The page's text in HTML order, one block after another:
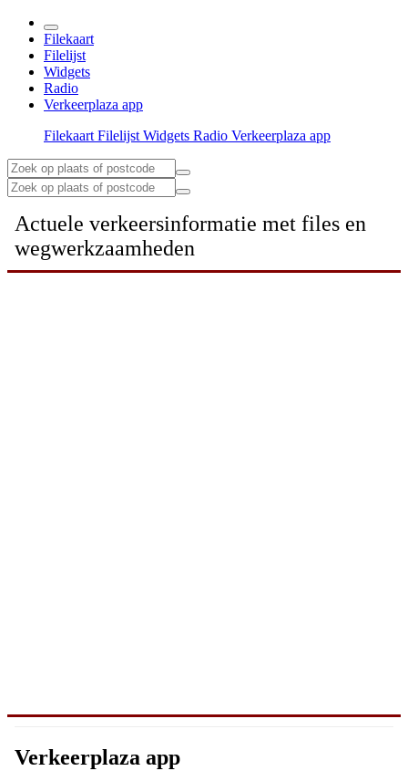
Filekaart
Filelijst
Widgets
Radio
Verkeerplaza app
Filekaart Filelijst Widgets Radio Verkeerplaza app
Actuele verkeersinformatie met files en
wegwerkzaamheden
Verkeerplaza app